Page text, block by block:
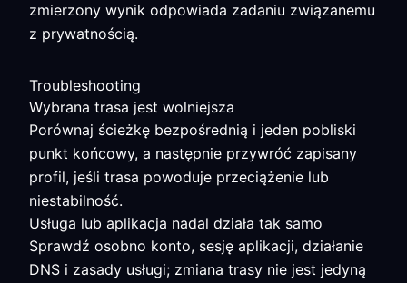
zmierzony wynik odpowiada zadaniu związanemu
z prywatnością.
Troubleshooting
Wybrana trasa jest wolniejsza
Porównaj ścieżkę bezpośrednią i jeden pobliski
punkt końcowy, a następnie przywróć zapisany
profil, jeśli trasa powoduje przeciążenie lub
niestabilność.
Usługa lub aplikacja nadal działa tak samo
Sprawdź osobno konto, sesję aplikacji, działanie
DNS i zasady usługi; zmiana trasy nie jest jedyną